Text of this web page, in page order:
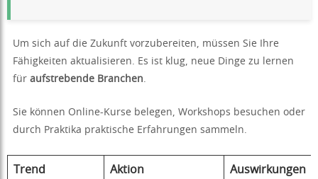
Um sich auf die Zukunft vorzubereiten, müssen Sie Ihre
Fähigkeiten aktualisieren. Es ist klug, neue Dinge zu lernen
für aufstrebende Branchen.
Sie können Online-Kurse belegen, Workshops besuchen oder
durch Praktika praktische Erfahrungen sammeln.
Trend Aktion Auswirkungen